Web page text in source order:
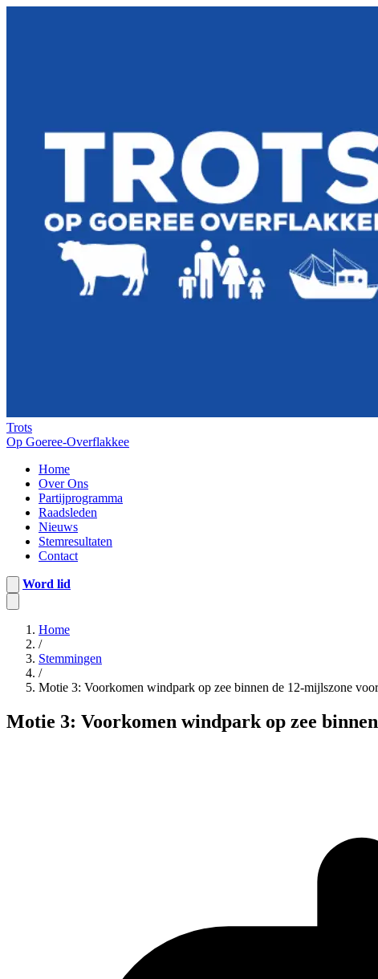
Trots
Op Goeree-Overflakkee
Home
Over Ons
Partijprogramma
Raadsleden
Nieuws
Stemresultaten
Contact
Word lid
Home
/
Stemmingen
/
Motie 3: Voorkomen windpark op zee binnen de 12-mijlszone
Motie 3: Voorkomen windpark op zee